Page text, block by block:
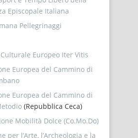
Episcopale Italiana
Pellegrinaggi
Europeo Iter Vitis
Europea del Cammino di
Europea del Cammino di
(Repubblica Ceca)
Mobilità Dolce (Co.Mo.Do)
per l’Arte, l’Archeologia e la